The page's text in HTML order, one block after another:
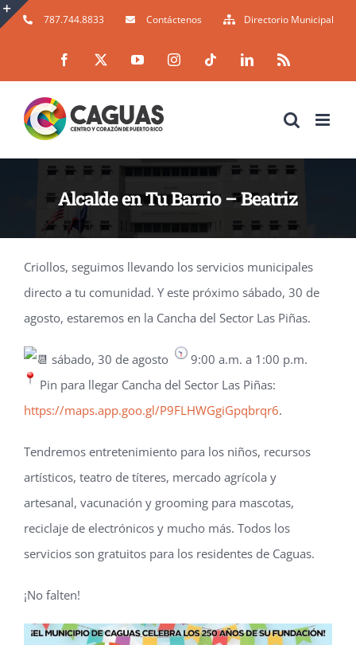
Skip
787.744.8833 Contáctenos Directorio Municipal
Facebook YouTubeInstagramTiktok LinkedIn
Alcalde en Tu Barrio – Beatriz
Criollos, seguimos llevando los servicios municipales
directo a tu comunidad. Y este próximo sábado, 30 de
agosto, estaremos en la Cancha del Sector Las Piñas.
sábado, 30 de agosto
9:00 a.m. a 1:00 p.m.
Pin para llegar Cancha del Sector Las Piñas:
https://maps.app.goo.gl/P9FLHWGgiGpqbrqr6.
Tendremos entretenimiento para los niños, recursos
artísticos, teatro de títeres, mercado agrícola y
artesanal, vacunación y grooming para mascotas,
reciclaje de electrónicos y mucho más. Todos los
servicios son gratuitos para los residentes de Caguas.
¡No falten!